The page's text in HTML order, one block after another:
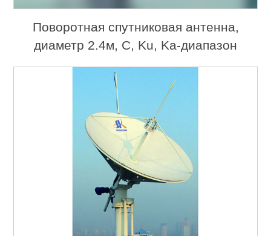
Поворотная спутниковая антенна,
диаметр 2.4м, C, Ku, Ka-диапазон